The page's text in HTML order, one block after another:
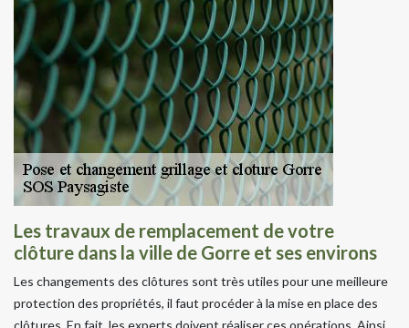
Les travaux de remplacement de votre
clôture dans la ville de Gorre et ses environs
Les changements des clôtures sont très utiles pour une meilleure
protection des propriétés, il faut procéder à la mise en place des
clôtures. En fait, les experts doivent réaliser ces opérations. Ainsi,